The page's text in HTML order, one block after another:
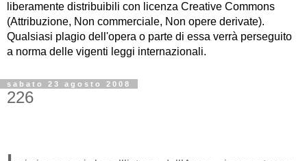
liberamente distribuibili con licenza Creative Commons
(Attribuzione, Non commerciale, Non opere derivate).
Qualsiasi plagio dell'opera o parte di essa verrà perseguito
a norma delle vigenti leggi internazionali.
sabato 23 agosto 2008
226